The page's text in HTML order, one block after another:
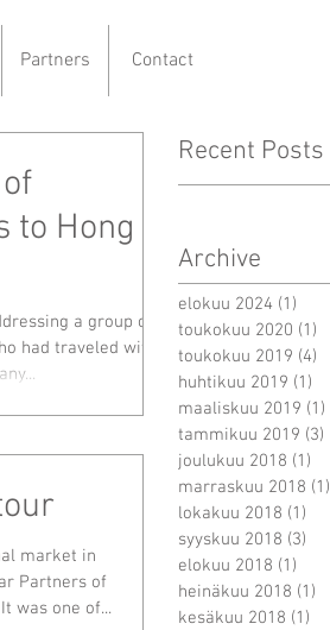
Partners Contact
to Hong
a group of
had traveled with
market in
Partners of
was one of...
Recent Posts
Archive
elokuu 2024 (1)
toukokuu 2020 (1)
toukokuu 2019 (4)
huhtikuu 2019 (1)
maaliskuu 2019 (1)
tammikuu 2019 (3)
joulukuu 2018 (1)
marraskuu 2018 (1)
lokakuu 2018 (1)
syyskuu 2018 (3)
elokuu 2018 (1)
heinäkuu 2018 (1)
kesäkuu 2018 (1)